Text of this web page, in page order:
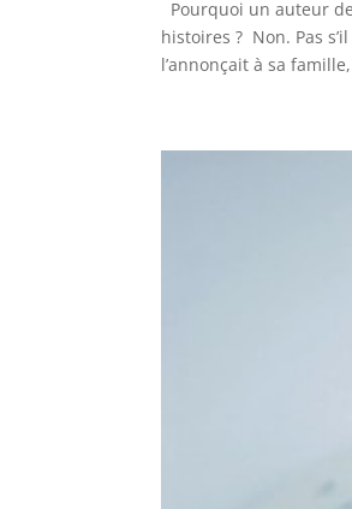
Pourquoi un auteur
histoires ? Non. Pas
l’annonçait à sa